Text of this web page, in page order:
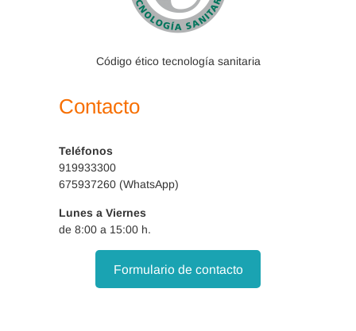
Código ético tecnología sanitaria
Contacto
Teléfonos
919933300
675937260 (WhatsApp)
Lunes a Viernes
de 8:00 a 15:00 h.
Formulario de contacto